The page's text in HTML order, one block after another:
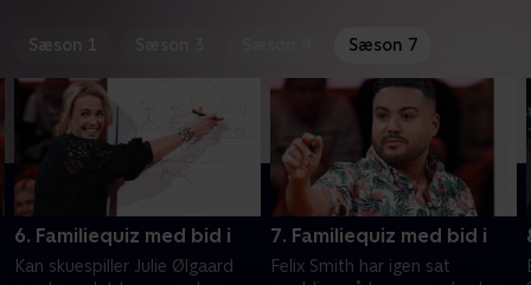
Sæson 1 Sæson 7
6. Familiequiz med bid i
Kan skuespiller Julie Ølgaard
7. Familiequiz med bid i
Felix Smith har igen sat